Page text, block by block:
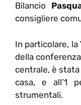
Bilancio
consigliere
In particolare, la
della
centrale, è stata
casa, e all’1
strumentali.